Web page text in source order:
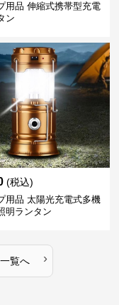
用品 伸縮式携帯型充電
ン
(税込)
用品 太陽光充電式多機
明ランタン
一覧へ ›